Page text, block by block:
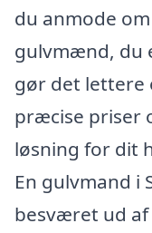
du anmode
gulvmænd, du
gør det lettere
præcise priser
løsning for dit
En gulvmand i
besværet ud